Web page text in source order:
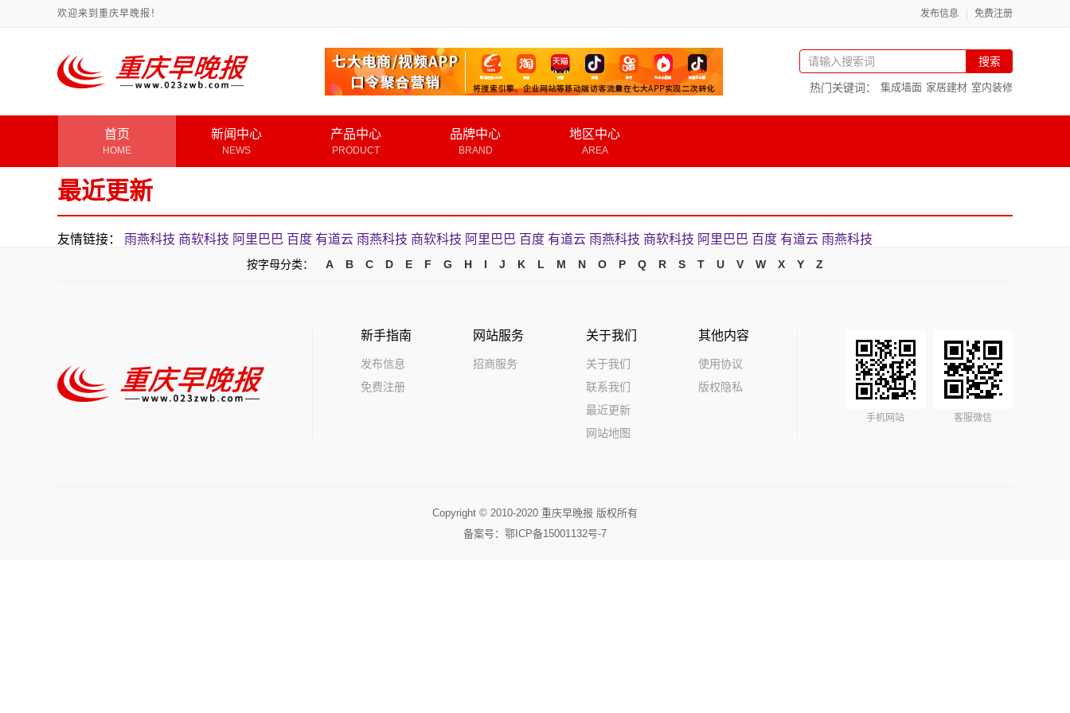
欢迎来到重庆早晚报！ 发布信息 免费注册
搜索
热门关键词： 集成墙面 家居建材 室内装修
首页
HOME
新闻中心
NEWS
产品中心
PRODUCT
品牌中心
BRAND
地区中心
AREA
最近更新
友情链接： 雨燕科技 商软科技 阿里巴巴 百度 有道云 雨燕科技 商软科技 阿里巴巴 百度 有道云 雨燕科技 商软科技 阿里巴巴 百度 有道云 雨燕科技
按字母分类： A B C D E F G H I J K L M N O P Q R S T U V W X Y Z
新手指南
发布信息
免费注册
网站服务
招商服务
关于我们
关于我们
联系我们
最近更新
网站地图
其他内容
使用协议
版权隐私
手机网站 客服微信
Copyright © 2010-2020 重庆早晚报 版权所有
备案号： 鄂ICP备15001132号-7